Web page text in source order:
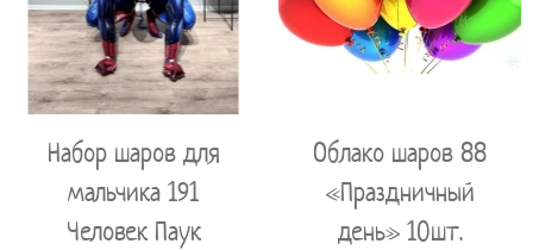
Набор шаров для
мальчика 191
Человек Паук
Облако шаров 88
«Праздничный
день» 10шт.